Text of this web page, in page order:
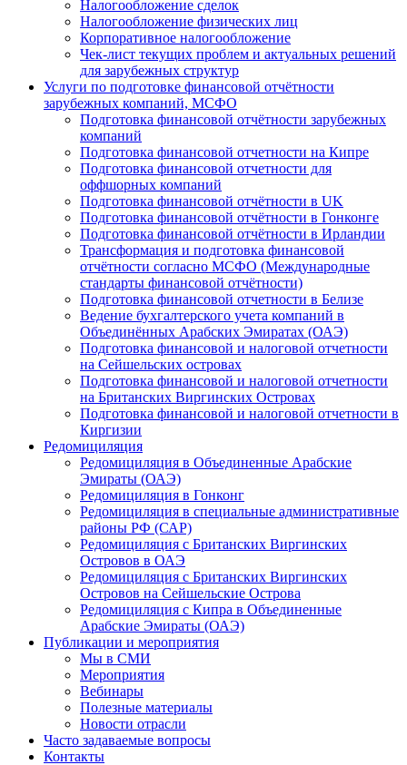
Налогообложение сделок
Налогообложение физических лиц
Корпоративное налогообложение
Чек-лист текущих проблем и актуальных решений
для зарубежных структур
Услуги по подготовке финансовой отчётности
зарубежных компаний, МСФО
Подготовка финансовой отчётности зарубежных
компаний
Подготовка финансовой отчетности на Кипре
Подготовка финансовой отчетности для
оффшорных компаний
Подготовка финансовой отчётности в UK
Подготовка финансовой отчётности в Гонконге
Подготовка финансовой отчётности в Ирландии
Трансформация и подготовка финансовой
отчётности согласно МСФО (Международные
стандарты финансовой отчётности)
Подготовка финансовой отчетности в Белизе
Ведение бухгалтерского учета компаний в
Объединённых Арабских Эмиратах (ОАЭ)
Подготовка финансовой и налоговой отчетности
на Сейшельских островах
Подготовка финансовой и налоговой отчетности
на Британских Виргинских Островах
Подготовка финансовой и налоговой отчетности в
Киргизии
Редомициляция
Редомициляция в Объединенные Арабские
Эмираты (ОАЭ)
Редомициляция в Гонконг
Редомициляция в специальные административные
районы РФ (САР)
Редомициляция с Британских Виргинских
Островов в ОАЭ
Редомициляция с Британских Виргинских
Островов на Сейшельские Острова
Редомициляция с Кипра в Объединенные
Арабские Эмираты (ОАЭ)
Публикации и мероприятия
Мы в СМИ
Мероприятия
Вебинары
Полезные материалы
Новости отрасли
Часто задаваемые вопросы
Контакты